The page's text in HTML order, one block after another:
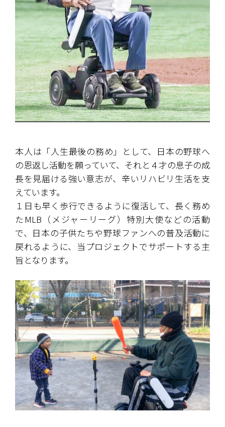
本人は「人生最後の務め」として、日本の野球へ
の恩返し活動を願っていて、それと４才の息子の成
長を見届ける強い意志が、辛いリハビリ生活を支
えています。
１日も早く歩行できるように復活して、長く務め
たMLB（メジャーリーグ）特別大使などの活動
で、日本の子供たちや野球ファンへの普及活動に
戻れるように、当プロジェクトでサポートする主
旨となります。